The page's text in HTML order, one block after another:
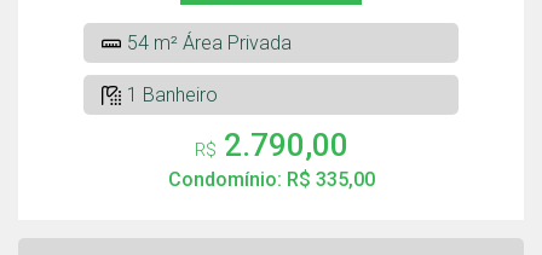
54 m² Área Privada
1 Banheiro
R$ 2.790,00
Condomínio: R$ 335,00